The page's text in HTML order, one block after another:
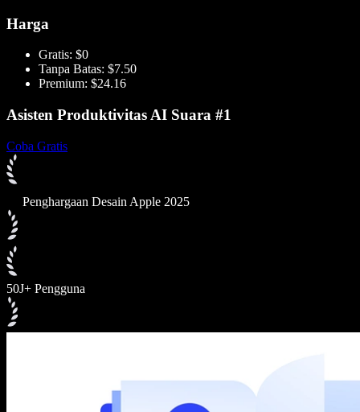
Harga
Gratis: $0
Tanpa Batas: $7.50
Premium: $24.16
Asisten Produktivitas AI Suara #1
Coba Gratis
Penghargaan Desain Apple 2025
50J+ Pengguna